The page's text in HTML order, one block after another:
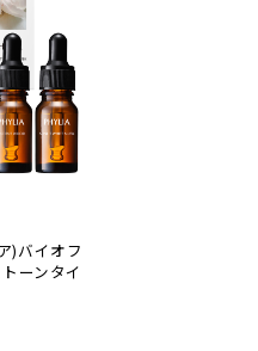
)バイオフ
ーンタイ